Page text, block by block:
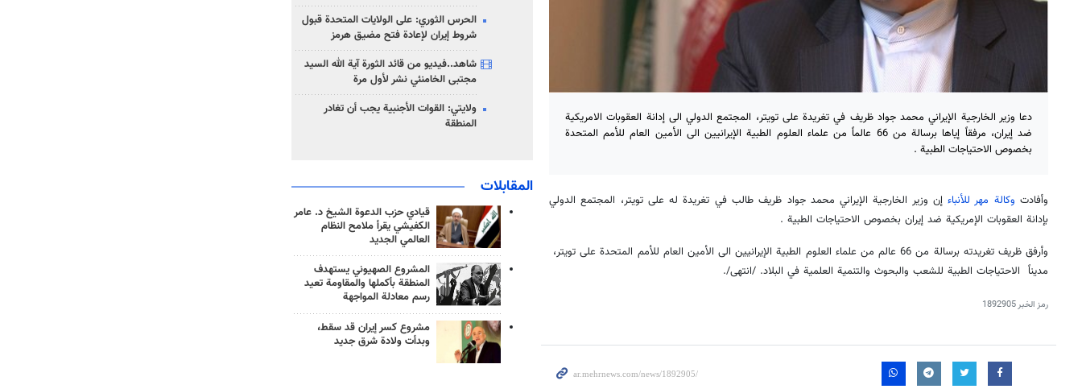
دعا وزير الخارجية الإيراني محمد جواد ظريف في تغريدة على تويتر، المجتمع الدولي الى إدانة العقوبات الامريكية
ضد إيران، مرفقاً إياها برسالة من 66 عالماً من علماء العلوم الطبية الإيرانيين الى الأمين العام للأمم المتحدة
بخصوص الاحتياجات الطبية .
وأفادت وكالة مهر للأنباءإن وزير الخارجية الإيراني محمد جواد ظريف طالب في تغريدة له على تويتر، المجتمع الدولي
بإدانة العقوبات الإمريكية ضد إيران بخصوص الاحتياجات الطبية .
وأرفق ظريف تغريدته برسالة من 66 عالم من علماء العلوم الطبية الإيرانيين الى الأمين العام للأمم المتحدة على تويتر،
مديناً الاحتياجات الطبية للشعب والبحوث والتنمية العلمية في البلاد. /انتهى/.
رمز الخبر1892905
الحرس الثوري: على الولايات المتحدة قبول
شروط إيران لإعادة فتح مضيق هرمز
شاهد..فيديو من قائد الثورة آية الله السيد
مجتبى الخامنئي نشر لأول مرة
ولايتي: القوات الأجنبية يجب أن تغادر
المنطقة
المقابلات
قيادي حزب الدعوة الشيخ د. عامر
الكفيشي يقرأ ملامح النظام
العالمي الجديد
المشروع الصهيوني يستهدف
المنطقة بأكملها والمقاومة تعيد
رسم معادلة المواجهة
مشروع كسر إيران قد سقط،
وبدأت ولادة شرق جديد